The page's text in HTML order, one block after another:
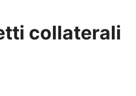
collaterali